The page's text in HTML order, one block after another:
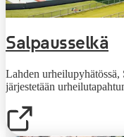
Salpausselkä
Lahden urheilupyhätössä,
järjestetään